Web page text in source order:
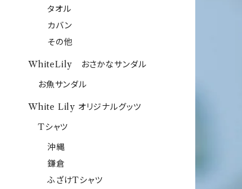
タオル
カバン
その他
WhiteLily おさかなサンダル
お魚サンダル
White Lily オリジナルグッツ
Tシャツ
沖縄
鎌倉
ふざけTシャツ